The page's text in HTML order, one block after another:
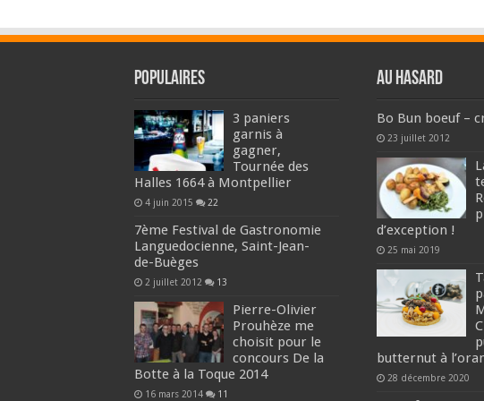
Populaires
3 paniers
garnis à
gagner,
Tournée des
Halles 1664 à Montpellier
4 juin 2015 22
7ème Festival de Gastronomie
Languedocienne, Saint-Jean-
de-Buèges
2 juillet 2012 13
Pierre-Olivier
Prouhèze me
choisit pour le
concours De la
Botte à la Toque 2014
16 mars 2014 11
Au hasard
Bo Bun boeuf –
23 juillet 2012
d’exception !
25 mai 2019
butternut à
28 décembre 2020